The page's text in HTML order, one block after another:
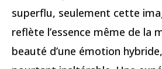
superflu, seulement cette
reflète l’essence même de la
beauté d’une émotion